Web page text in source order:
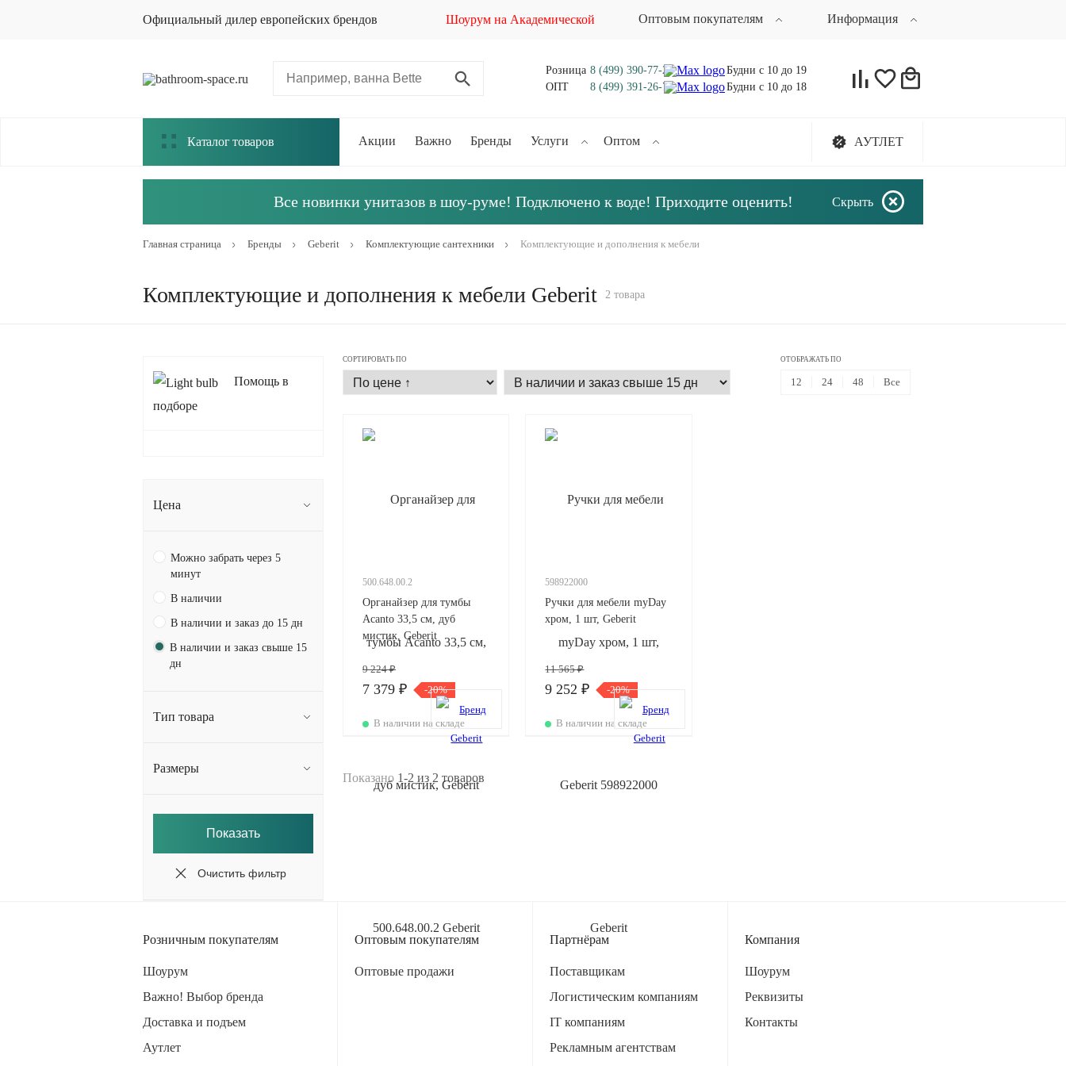
Официальный дилер европейских брендов Шоурум на Академической Оптовым покупателям Информация
Розница 8 (499) 390-77-21
Будни с 10 до 19
ОПТ
8 (499) 391-26-70 Будни с 10 до 18
Каталог товаров Акции Важно Бренды Услуги Оптом АУТЛЕТ
Все новинки унитазов в шоу-руме! Подключено к воде! Приходите оценить! Скрыть
Главная страница Бренды Geberit Комплектующие сантехники Комплектующие и дополнения к мебели
Комплектующие и дополнения к мебели Geberit 2 товара
Помощь в
подборе
Цена
Можно забрать через 5
минут
В наличии
В наличии и заказ до 15 дн
В наличии и заказ свыше 15
дн
Тип товара
Размеры
СОРТИРОВАТЬ ПО ОТОБРАЖАТЬ ПО
12 24 48 Все
500.648.00.2
Органайзер для тумбы
Acanto 33,5 см, дуб
мистик, Geberit
7 379 ₽
9 224 ₽
-20%
В наличии на складе
598922000
Ручки для мебели myDay
хром, 1 шт, Geberit
9 252 ₽
11 565 ₽
-20%
В наличии на складе
Показано 1-2 из 2 товаров
Розничным покупателям
Шоурум
Важно! Выбор бренда
Доставка и подъем
Аутлет
Оптовым покупателям
Оптовые продажи
Партнёрам
Поставщикам
Логистическим компаниям
IT компаниям
Рекламным агентствам
Компания
Шоурум
Реквизиты
Контакты